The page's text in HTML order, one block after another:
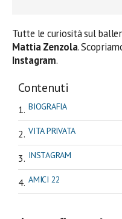
Tutte le curiosità sul
Mattia Zenzola.
Instagram.
Contenuti
BIOGRAFIA
VITA PRIVATA
INSTAGRAM
AMICI 22